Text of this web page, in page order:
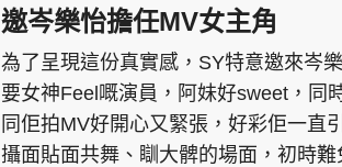
關於我們 聯絡我們 隱私政策聲明 使用條款
邀岑樂怡擔任MV女主角
為了呈現這份真實感，SY特意邀來岑
要女神Feel嘅演員，阿妹好sweet，同
同佢拍MV好開心又緊張，好彩佢一直
攝面貼面共舞、瞓大髀的場面，初時